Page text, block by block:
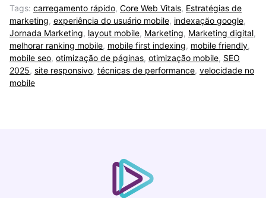
Tags: carregamento rápido, Core Web Vitals, Estratégias de
marketing, experiência do usuário mobile, indexação google,
Jornada Marketing, layout mobile, Marketing, Marketing digital,
melhorar ranking mobile, mobile first indexing, mobile friendly,
mobile seo, otimização de páginas, otimização mobile, SEO
2025, site responsivo, técnicas de performance, velocidade no
mobile